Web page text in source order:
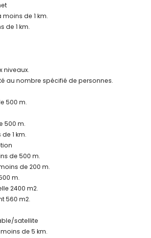
activités de loisirs pour vos vacances à
500 mètres de la maison)
moins de 1000 mètres de la maison)
pêche, plongée, snorkeling et surf (à moins
de la villa)
et équitation (à moins de 5 kilomètres de la
de 1 km.
de 1 km.
niveaux.
au nombre spécifié de personnes.
500 m.
500 m.
1 km.
de 500 m.
de 200 m.
m.
2400 m2.
560 m2.
satellite
de 5 km.